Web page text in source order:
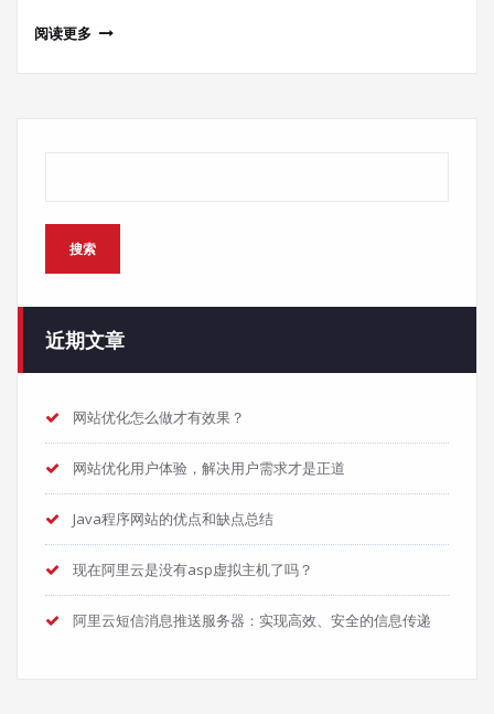
阅读更多
搜索
近期文章
网站优化怎么做才有效果？
网站优化用户体验，解决用户需求才是正道
Java程序网站的优点和缺点总结
现在阿里云是没有asp虚拟主机了吗？
阿里云短信消息推送服务器：实现高效、安全的信息传递